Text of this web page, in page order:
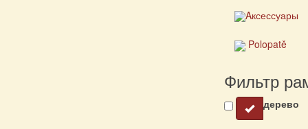
Aксессуары
Polopatě
Фильтр
дерево